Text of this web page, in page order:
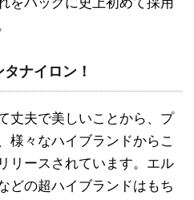
ナイロン！
丈夫で美しいことから、プ
様々なハイブランドからこ
リースされています。エル
どの超ハイブランドはもち